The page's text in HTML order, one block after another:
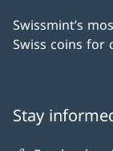
Swissmint’s
Swiss coins for
Stay